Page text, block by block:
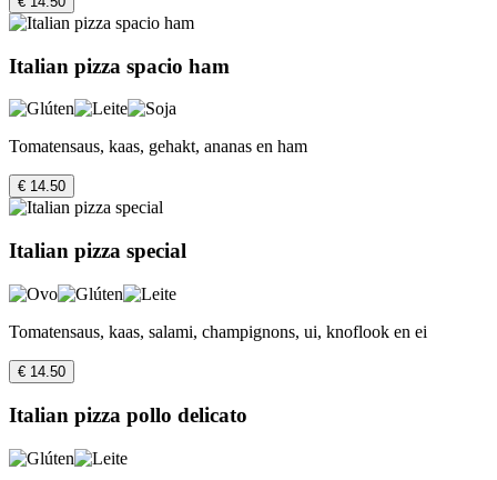
Italian pizza spacio ham
Tomatensaus, kaas, gehakt, ananas en ham
€ 14.50
Italian pizza special
Tomatensaus, kaas, salami, champignons, ui, knoflook en ei
€ 14.50
Italian pizza pollo delicato